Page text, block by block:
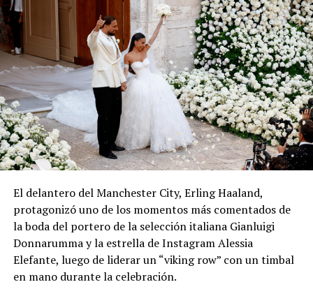
El delantero del Manchester City, Erling Haaland,
protagonizó uno de los momentos más comentados de
la boda del portero de la selección italiana Gianluigi
Donnarumma y la estrella de Instagram Alessia
Elefante, luego de liderar un “viking row” con un timbal
en mano durante la celebración.